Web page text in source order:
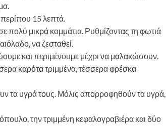
15 λεπτά.
πολύ μικρά κομμάτια. Ρυθμίζοντας τη φωτιά
να ζεσταθεί.
και περιμένουμε μέχρι να μαλακώσουν.
καρότα τριμμένα, τέσσερα φρέσκα
τα υγρά τους. Μόλις απορροφηθούν τα υγρά,
την τριμμένη κεφαλογραβιέρα και δύο